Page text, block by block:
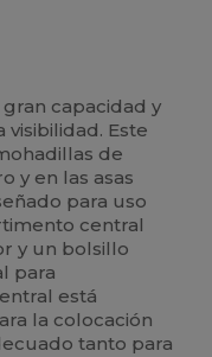
capacidad y
Este
de
y en las asas
para uso
central
y un bolsillo
para
está
la colocación
tanto para